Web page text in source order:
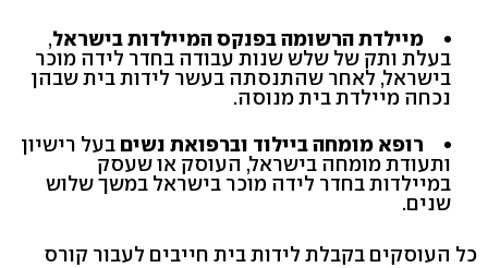
מיילדת הרשומה בפנקס המיילדות בישראל,
בעלת ותק של שלש שנות עבודה בחדר לידה מוכר
בישראל, לאחר שהתנסתה בעשר לידות בית שבהן
נכחה מיילדת בית מנוסה.
רופא מומחה ביילוד וברפואת נשים בעל רישיון
ותעודת מומחה בישראל, העוסק או שעסק
במיילדות בחדר לידה מוכר בישראל במשך שלוש
שנים.
כל העוסקים בקבלת לידות בית חייבים לעבור קורס